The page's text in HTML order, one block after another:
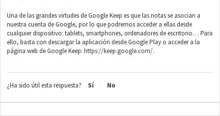
Una de las grandes virtudes de Google Keep es que las notas se asocian a
nuestra cuenta de Google, por lo que podremos acceder a ellas desde
cualquier dispositivo: tablets, smartphones, ordenadores de escritorio… Para
ello, basta con descargar la aplicación desde Google Play o acceder a la
página web de Google Keep: https://keep.google.com/.
¿Ha sido útil esta respuesta? Sí No